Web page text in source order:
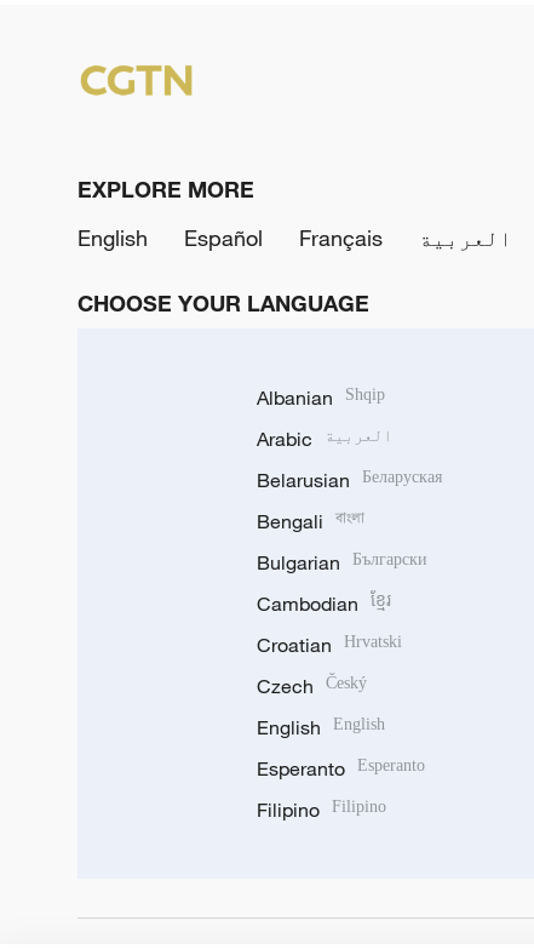
EXPLORE MORE
English
Español Français العربية
CHOOSE YOUR LANGUAGE
Albanian Shqip
Arabic العربية
Belarusian Беларуская
Bengali বাংলা
Bulgarian Български
Cambodian ខ្មែរ
Croatian Hrvatski
Czech Český
English English
Esperanto Esperanto
Filipino Filipino